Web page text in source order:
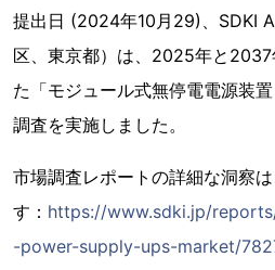
提出日 (2024年10月29)、SDKI
区、東京都）は、2025年と
た「モジュール式無停電電源装
調査を実施しました。
市場調査レポートの詳細な洞察
す： https://www.sdki.jp/
-power-supply-ups-market/